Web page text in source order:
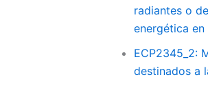
radiantes o
energética
ECP2345_2:
destinados a